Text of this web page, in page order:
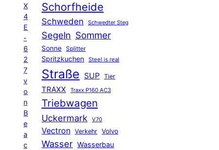
X
4
E
-
6
2
7
v
o
n
B
e
a
c
Schorfheide
Schweden Schwedter Steg
Segeln Sommer
Sonne Splitter
Spritzkuchen Steel is real
Straße SUP Tier
TRAXX Traxx P160 AC3
Triebwagen
Uckermark V70
Vectron Verkehr Volvo
Wasser Wasserbau